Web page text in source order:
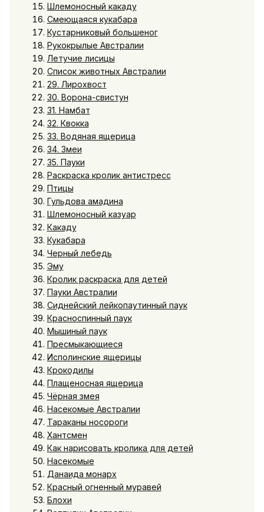
Шлемоносный какаду
Смеющаяся кукабара
Кустарниковый большеног
Рукокрылые Австралии
Летучие лисицы
Список животных Австралии
29. Лирохвост
30. Ворона-свистун
31. Намбат
32. Квокка
33. Водяная ящерица
34. Змеи
35. Пауки
Раскраска кролик антистресс
Птицы
Гульдова амадина
Шлемоносный казуар
Какаду
Кукабара
Черный лебедь
Эму
Кролик раскраска для детей
Пауки Австралии
Сиднейский лейкопаутинный паук
Красноспинный паук
Мышиный паук
Пресмыкающиеся
Исполинские ящерицы
Крокодилы
Плащеносная ящерица
Чёрная змея
Насекомые Австралии
Тараканы носороги
Хантсмен
Как нарисовать кролика для детей
Насекомые
Данаида монарх
Красный огненный муравей
Блохи